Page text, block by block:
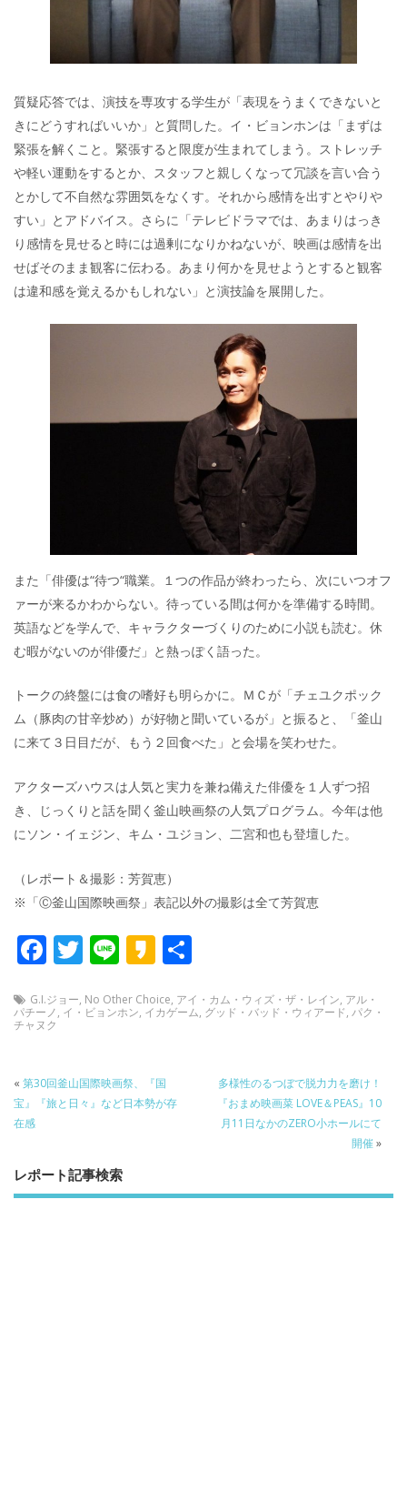
質疑応答では、演技を専攻する学生が「表現をうまくできないと
きにどうすればいいか」と質問した。イ・ビョンホンは「まずは
緊張を解くこと。緊張すると限度が生まれてしまう。ストレッチ
や軽い運動をするとか、スタッフと親しくなって冗談を言い合う
とかして不自然な雰囲気をなくす。それから感情を出すとやりや
すい」とアドバイス。さらに「テレビドラマでは、あまりはっき
り感情を見せると時には過剰になりかねないが、映画は感情を出
せばそのまま観客に伝わる。あまり何かを見せようとすると観客
は違和感を覚えるかもしれない」と演技論を展開した。
また「俳優は“待つ“職業。１つの作品が終わったら、次にいつオフ
ァーが来るかわからない。待っている間は何かを準備する時間。
英語などを学んで、キャラクターづくりのために小説も読む。休
む暇がないのが俳優だ」と熱っぽく語った。
トークの終盤には食の嗜好も明らかに。ＭＣが「チェユクポック
ム（豚肉の甘辛炒め）が好物と聞いているが」と振ると、「釜山
に来て３日目だが、もう２回食べた」と会場を笑わせた。
アクターズハウスは人気と実力を兼ね備えた俳優を１人ずつ招
き、じっくりと話を聞く釜山映画祭の人気プログラム。今年は他
にソン・イェジン、キム・ユジョン、二宮和也も登壇した。
（レポート＆撮影：芳賀恵）
※「Ⓒ釜山国際映画祭」表記以外の撮影は全て芳賀恵
F
ac
e
b
o
T
w
itt
Li
n
e
K
a
k
G.I.ジョー, No Other Choice, アイ・カム・ウィズ・ザ・レイン, アル・
パチーノ, イ・ビョンホン, イカゲーム, グッド・バッド・ウィアード, パク・
チャヌク
« 第30回釜山国際映画祭、『国
宝』『旅と日々』など日本勢が存
在感
多様性のるつぼで脱力力を磨け！
『おまめ映画菜 LOVE＆PEAS』10
月11日なかのZERO小ホールにて
開催»
レポート記事検索